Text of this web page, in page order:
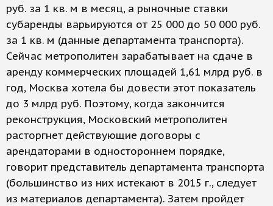
руб. за 1 кв. м в месяц, а рыночные ставки
субаренды варьируются от 25 000 до 50 000 руб.
за 1 кв. м (данные департамента транспорта).
Сейчас метрополитен зарабатывает на сдаче в
аренду коммерческих площадей 1,61 млрд руб. в
год, Москва хотела бы довести этот показатель
до 3 млрд руб. Поэтому, когда закончится
реконструкция, Московский метрополитен
расторгнет действующие договоры с
арендаторами в одностороннем порядке,
говорит представитель департамента транспорта
(большинство из них истекают в 2015 г., следует
из материалов департамента). Затем пройдет